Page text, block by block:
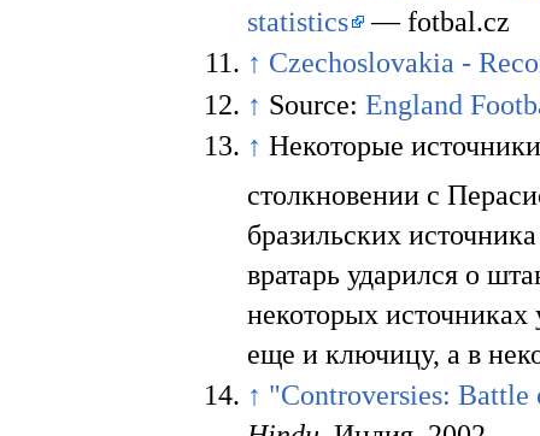
statistics
— fotbal.cz
↑ Czechoslovakia -
↑ Source:England
↑ Некоторые
столкновении с
бразильских
вратарь ударился о
некоторых
еще и ключицу, а в
↑ "Controversies: